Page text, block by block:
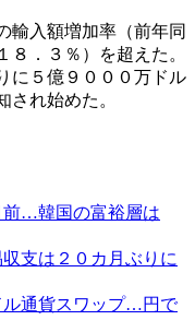
輸入額増加率（前年同
８．３％）を超えた。
に５億９０００万ドル
れ始めた。
前…韓国の富裕層は
支は２０カ月ぶりに
ル通貨スワップ…円で